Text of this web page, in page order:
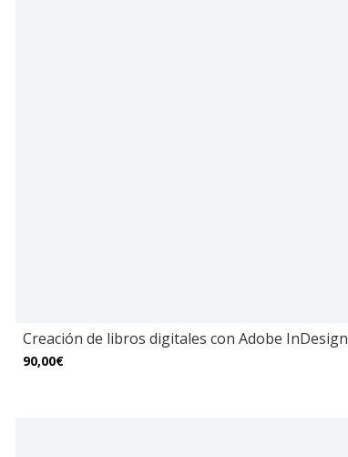
Creación de libros digitales con Adobe InDesign
90,00€